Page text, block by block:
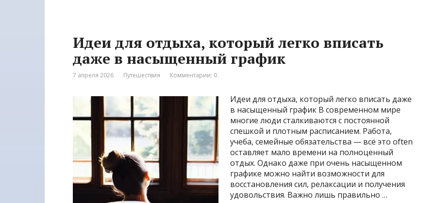
Идеи для отдыха, который легко вписать
даже в насыщенный график
7 апреля 2026 Путешествия Комментарии: 0
Идеи для отдыха, который легко вписать даже
в насыщенный график В современном мире
многие люди сталкиваются с постоянной
спешкой и плотным расписанием. Работа,
учеба, семейные обязательства — всё это often
оставляет мало времени на полноценный
отдых. Однако даже при очень насыщенном
графике можно найти возможности для
восстановления сил, релаксации и получения
удовольствия. Важно лишь правильно …